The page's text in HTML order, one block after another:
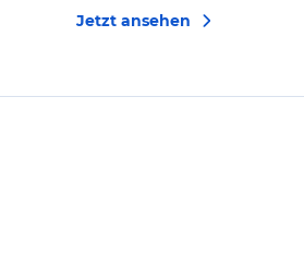
Jetzt ansehen